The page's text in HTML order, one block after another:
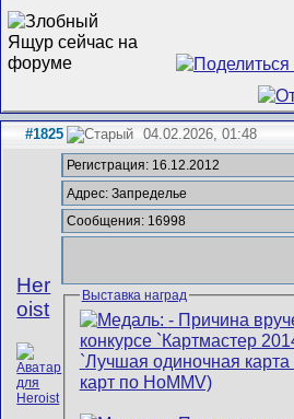
#1825 04.02.2026, 01:48
Her
oist
Регистрация: 16.12.2012
Адрес: Запределье
Сообщения: 16998
Выставка наград